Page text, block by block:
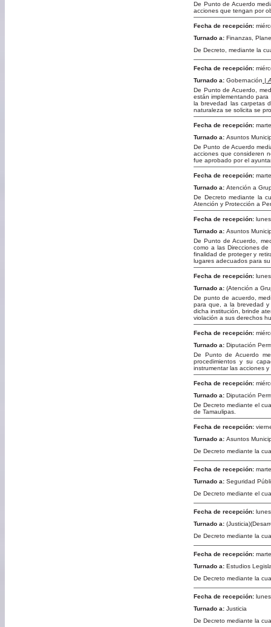
De Punto de Acuerdo
acciones que tengan por
Fecha de recepción:
Turnado a: Finanzas,
De Decreto, mediante la
Fecha de recepción:
Turnado a: Gobernación |
De Punto de Acuerdo,
están implementando
la brevedad las carpetas
naturaleza se solicita se
Fecha de recepción:
Turnado a: Asuntos
De Punto de Acuerdo
acciones que consideren
fue aprobado por el
Fecha de recepción:
Turnado a: Atención a
De Decreto mediante la
Atención y Protección a
Fecha de recepción:
Turnado a: Asuntos
De Punto de Acuerdo,
como a las Direcciones
finalidad de proteger y
lugares adecuados para
Fecha de recepción:
Turnado a: (Atención a
De punto de acuerdo,
para que, a la brevedad y
dicha institución, brinde
violación a sus derechos
Fecha de recepción:
Turnado a: Diputación
De Punto de Acuerdo
procedimientos y su
instrumentar las acciones
Fecha de recepción:
Turnado a: Diputación
De Decreto mediante el
de Tamaulipas.
Fecha de recepción:
Turnado a: Asuntos
De Decreto mediante la
Fecha de recepción:
Turnado a: Seguridad
De Decreto mediante el
Fecha de recepción:
Turnado a:
De Decreto mediante la
Fecha de recepción:
Turnado a: Estudios
De Decreto mediante la
Fecha de recepción:
Turnado a: Justicia
De Decreto mediante la